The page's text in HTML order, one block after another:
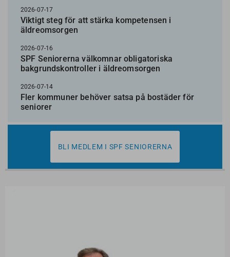
2026-07-17
Viktigt steg för att stärka kompetensen i
äldreomsorgen
2026-07-16
SPF Seniorerna välkomnar obligatoriska
bakgrundskontroller i äldreomsorgen
2026-07-14
Fler kommuner behöver satsa på bostäder för
seniorer
BLI MEDLEM I SPF SENIORERNA